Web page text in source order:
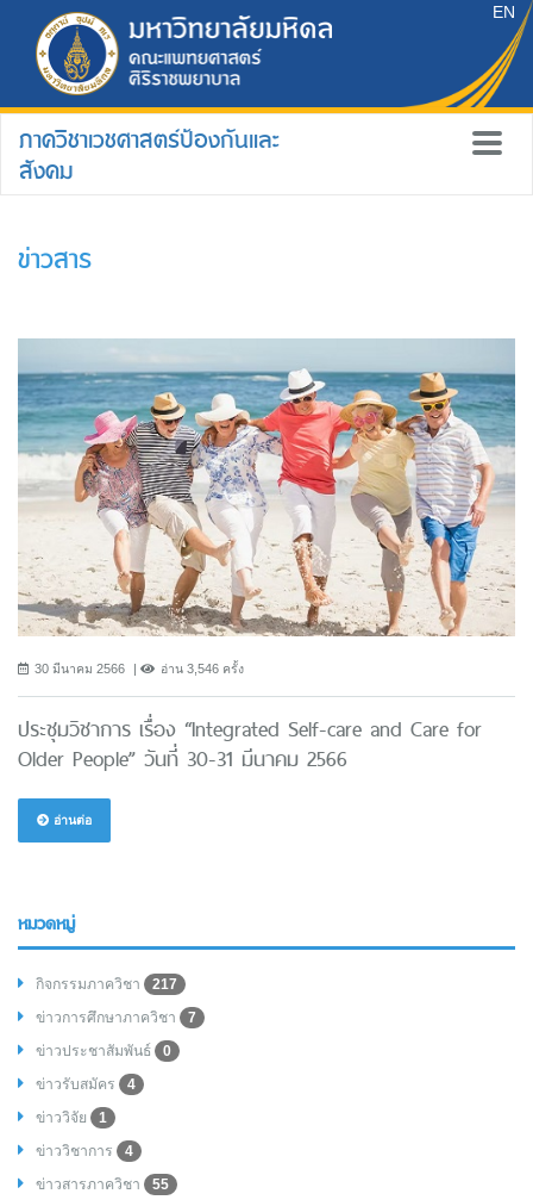
EN
ภาควิชาเวชศาสตร์ป้องกันและ
สังคม
ข่าวสาร
30 มีนาคม 2566 อ่าน 3,546 ครั้ง
ประชุมวิชาการ เรื่อง “Integrated Self-care and Care for
Older People” วันที่ 30-31 มีนาคม 2566
อ่านต่อ
หมวดหมู่
กิจกรรมภาควิชา
217
ข่าวการศึกษาภาควิชา
7
ข่าวประชาสัมพันธ์
0
ข่าวรับสมัคร
4
ข่าววิจัย
1
ข่าววิชาการ
4
ข่าวสารภาควิชา
55